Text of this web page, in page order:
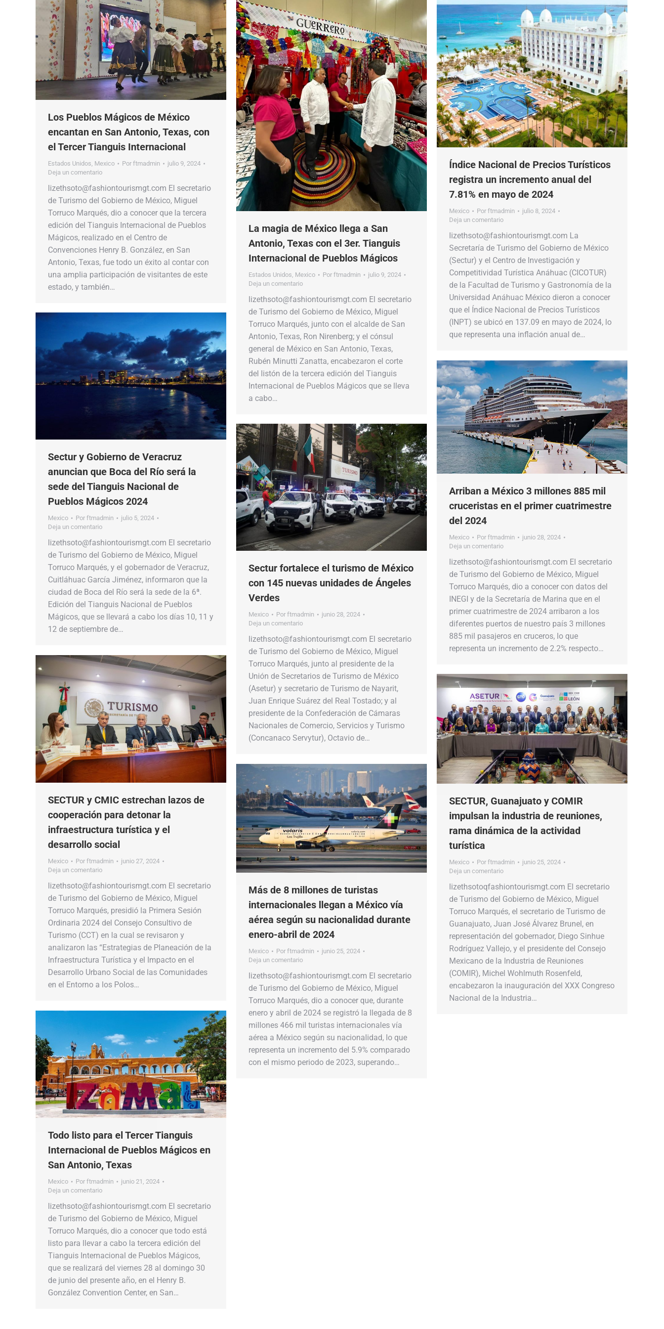
Los Pueblos Mágicos de México
encantan en San Antonio, Texas, con
el Tercer Tianguis Internacional
Estados Unidos Mexico Por ftmadmin
julio 9, 2024
Deja un comentario
lizethsoto@fashiontourismgt.com El secretario
de Turismo del Gobierno de México, Miguel
Torruco Marqués, dio a conocer que la tercera
edición del Tianguis Internacional de Pueblos
Mágicos, realizado en el Centro de
Convenciones Henry B. González, en San
Antonio, Texas, fue todo un éxito al contar con
una amplia participación de visitantes de este
estado, y también…
La magia de México llega a San
Antonio, Texas con el 3er. Tianguis
Internacional de Pueblos Mágicos
Estados Unidos Mexico Por ftmadmin
julio 9, 2024
Deja un comentario
lizethsoto@fashiontourismgt.com El secretario
de Turismo del Gobierno de México, Miguel
Torruco Marqués, junto con el alcalde de San
Antonio, Texas, Ron Nirenberg; y el cónsul
general de México en San Antonio, Texas,
Rubén Minutti Zanatta, encabezaron el corte
del listón de la tercera edición del Tianguis
Internacional de Pueblos Mágicos que se lleva
a cabo…
Índice Nacional de Precios Turísticos
registra un incremento anual del
7.81% en mayo de 2024
Mexico Por ftmadmin
julio 8, 2024
Deja un comentario
lizethsoto@fashiontourismgt.com La
Secretaría de Turismo del Gobierno de México
(Sectur) y el Centro de Investigación y
Competitividad Turística Anáhuac (CICOTUR)
de la Facultad de Turismo y Gastronomía de la
Universidad Anáhuac México dieron a conocer
que el Índice Nacional de Precios Turísticos
(INPT) se ubicó en 137.09 en mayo de 2024, lo
que representa una inflación anual de…
Sectur y Gobierno de Veracruz
anuncian que Boca del Río será la
sede del Tianguis Nacional de
Pueblos Mágicos 2024
Mexico Por ftmadmin
julio 5, 2024
Deja un comentario
lizethsoto@fashiontourismgt.com El secretario
de Turismo del Gobierno de México, Miguel
Torruco Marqués, y el gobernador de Veracruz,
Cuitláhuac García Jiménez, informaron que la
ciudad de Boca del Río será la sede de la 6ª.
Edición del Tianguis Nacional de Pueblos
Mágicos, que se llevará a cabo los días 10, 11 y
12 de septiembre de…
Arriban a México 3 millones 885 mil
cruceristas en el primer cuatrimestre
del 2024
Mexico Por ftmadmin
junio 28, 2024
Deja un comentario
lizethsoto@fashiontourismgt.com El secretario
de Turismo del Gobierno de México, Miguel
Torruco Marqués, dio a conocer con datos del
INEGI y de la Secretaría de Marina que en el
primer cuatrimestre de 2024 arribaron a los
diferentes puertos de nuestro país 3 millones
885 mil pasajeros en cruceros, lo que
representa un incremento de 2.2% respecto…
Sectur fortalece el turismo de México
con 145 nuevas unidades de Ángeles
Verdes
Mexico Por ftmadmin
junio 28, 2024
Deja un comentario
lizethsoto@fashiontourismgt.com El secretario
de Turismo del Gobierno de México, Miguel
Torruco Marqués, junto al presidente de la
Unión de Secretarios de Turismo de México
(Asetur) y secretario de Turismo de Nayarit,
Juan Enrique Suárez del Real Tostado; y al
presidente de la Confederación de Cámaras
Nacionales de Comercio, Servicios y Turismo
(Concanaco Servytur), Octavio de…
SECTUR y CMIC estrechan lazos de
cooperación para detonar la
infraestructura turística y el
desarrollo social
Mexico Por ftmadmin
junio 27, 2024
Deja un comentario
lizethsoto@fashiontourismgt.com El secretario
de Turismo del Gobierno de México, Miguel
Torruco Marqués, presidió la Primera Sesión
Ordinaria 2024 del Consejo Consultivo de
Turismo (CCT) en la cual se revisaron y
analizaron las “Estrategias de Planeación de la
Infraestructura Turística y el Impacto en el
Desarrollo Urbano Social de las Comunidades
en el Entorno a los Polos…
SECTUR, Guanajuato y COMIR
impulsan la industria de reuniones,
rama dinámica de la actividad
turística
Mexico Por ftmadmin
junio 25, 2024
Deja un comentario
lizethsotoqfashiontourismgt.com El secretario
de Turismo del Gobierno de México, Miguel
Torruco Marqués, el secretario de Turismo de
Guanajuato, Juan José Álvarez Brunel, en
representación del gobernador, Diego Sinhue
Rodríguez Vallejo, y el presidente del Consejo
Mexicano de la Industria de Reuniones
(COMIR), Michel Wohlmuth Rosenfeld,
encabezaron la inauguración del XXX Congreso
Nacional de la Industria…
Más de 8 millones de turistas
internacionales llegan a México vía
aérea según su nacionalidad durante
enero-abril de 2024
Mexico Por ftmadmin
junio 25, 2024
Deja un comentario
lizethsoto@fashiontourismgt.com El secretario
de Turismo del Gobierno de México, Miguel
Torruco Marqués, dio a conocer que, durante
enero y abril de 2024 se registró la llegada de 8
millones 466 mil turistas internacionales vía
aérea a México según su nacionalidad, lo que
representa un incremento del 5.9% comparado
con el mismo periodo de 2023, superando…
Todo listo para el Tercer Tianguis
Internacional de Pueblos Mágicos en
San Antonio, Texas
Mexico Por ftmadmin
junio 21, 2024
Deja un comentario
lizethsoto@fashiontourismgt.com El secretario
de Turismo del Gobierno de México, Miguel
Torruco Marqués, dio a conocer que todo está
listo para llevar a cabo la tercera edición del
Tianguis Internacional de Pueblos Mágicos,
que se realizará del viernes 28 al domingo 30
de junio del presente año, en el Henry B.
González Convention Center, en San…